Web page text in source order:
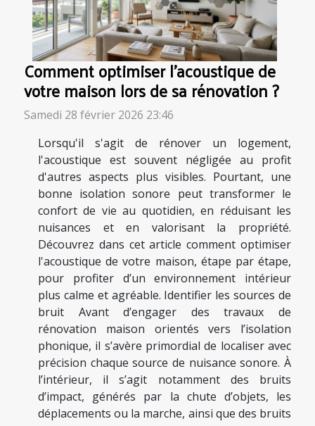
Comment optimiser l'acoustique de
votre maison lors de sa rénovation ?
Samedi 28 février 2026 23:46
Lorsqu'il s'agit de rénover un logement,
l'acoustique est souvent négligée au profit
d'autres aspects plus visibles. Pourtant, une
bonne isolation sonore peut transformer le
confort de vie au quotidien, en réduisant les
nuisances et en valorisant la propriété.
Découvrez dans cet article comment optimiser
l'acoustique de votre maison, étape par étape,
pour profiter d’un environnement intérieur
plus calme et agréable. Identifier les sources de
bruit Avant d’engager des travaux de
rénovation maison orientés vers l’isolation
phonique, il s’avère primordial de localiser avec
précision chaque source de nuisance sonore. À
l’intérieur, il s’agit notamment des bruits
d’impact, générés par la chute d’objets, les
déplacements ou la marche, ainsi que des bruits